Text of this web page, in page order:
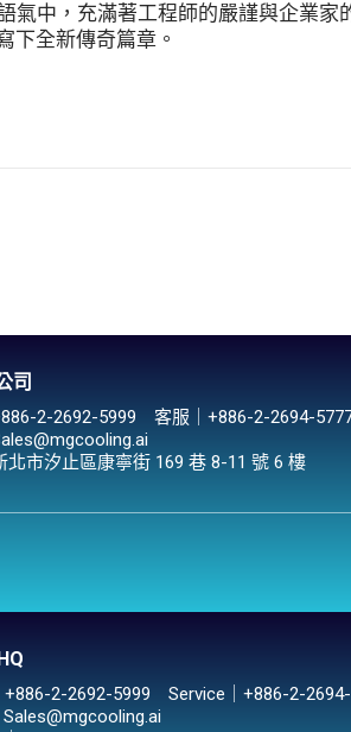
中，充滿著工程師的嚴謹與企業家
下全新傳奇篇章。
司
2-2692-5999 客服｜ +886-2-2694-
北市汐止區康寧街 169 巷 8-11 號 6 樓
+886-2-2692-5999 Service｜ +886-2-
Sales@mgcooling.ai